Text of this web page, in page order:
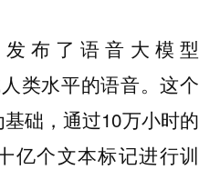
布了语音大模型
类水平的语音。这个
础，通过10万小时的
亿个文本标记进行训